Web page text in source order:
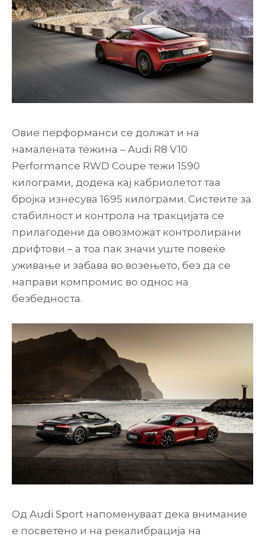
Овие перформанси се должат и на
намалената тежина – Audi R8 V10
Performance RWD Coupe тежи 1590
килограми, додека кај кабриолетот таа
бројка изнесува 1695 килограми. Систеите за
стабилност и контрола на тракцијата се
прилагодени да овозможат контролирани
дрифтови – а тоа пак значи уште повеќе
уживање и забава во возењето, без да се
направи компромис во однос на
безбедноста.
Од Audi Sport напоменуваат дека внимание
е посветено и на рекалибрација на